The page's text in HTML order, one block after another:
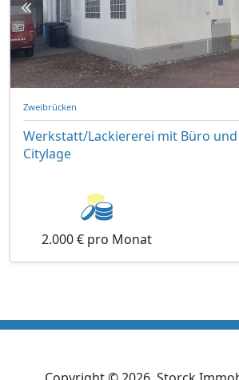
Zweibrücken
Werkstatt/Lackiererei mit Büro
Citylage
2.000 € pro Monat